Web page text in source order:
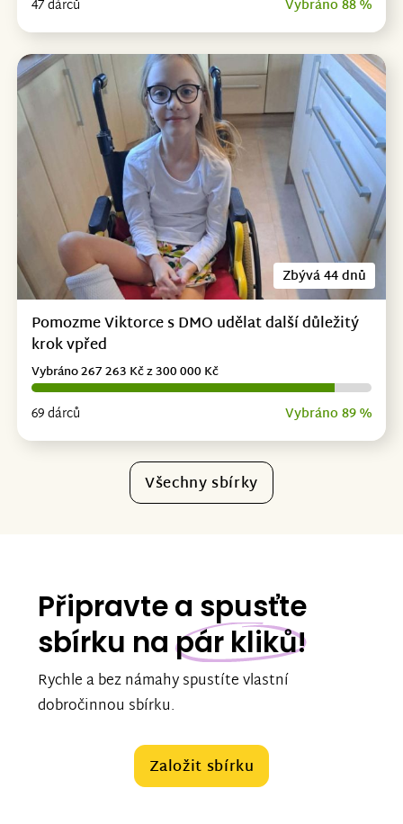
47 dárců Vybráno 88 %
Zbývá 44 dnů
Pomozme Viktorce s DMO udělat další důležitý
krok vpřed
69 dárců Vybráno 89 %
Vybráno 267 263 Kč z 300 000 Kč
Všechny sbírky
Připravte a spusťte
sbírku na pár kliků!
Rychle a bez námahy spustíte vlastní
dobročinnou sbírku.
Založit sbírku